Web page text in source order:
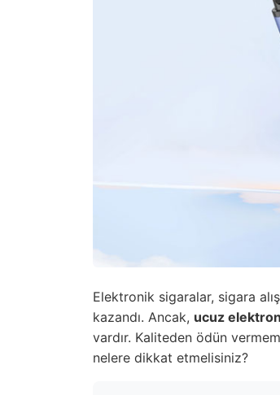
Elektronik sigaralar, sigara
kazandı. Ancak, ucuz
vardır. Kaliteden ödün
nelere dikkat etmelisiniz?